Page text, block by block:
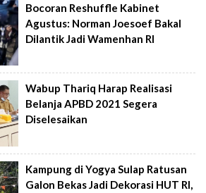
Bocoran Reshuffle Kabinet
Agustus: Norman Joesoef Bakal
Dilantik Jadi Wamenhan RI
Wabup Thariq Harap Realisasi
Belanja APBD 2021 Segera
Diselesaikan
Kampung di Yogya Sulap Ratusan
Galon Bekas Jadi Dekorasi HUT RI,